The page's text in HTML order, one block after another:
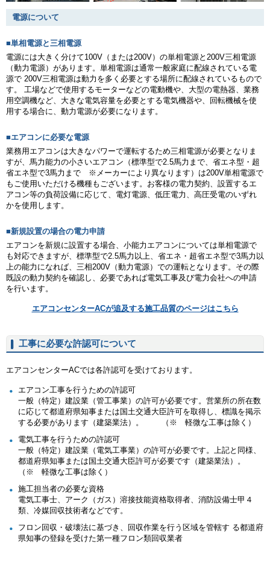
電源について
■単相電源と三相電源
電源には大きく分けて100V（または200V）の単相電源と200V三相電源
（動力電源）があります。単相電源は通常一般家庭に配線されている電
源で 200V三相電源は動力を多く必要とする場所に配線されているもので
す。 工場などで使用するモーターなどの電動機や、大型の電熱器、業務
用空調機など、大きな電気容量を必要とする電気機器や、回転機械を使
用する場合に、動力電源が必要になります。
■エアコンに必要な電源
業務用エアコンは大きなパワーで運転するため三相電源が必要となりま
すが、馬力能力の小さいエアコン（標準型で2.5馬力まで、省エネ型・超
省エネ型で3馬力まで ※メーカーにより異なります）は200V単相電源で
もご使用いただける機種もございます。お客様の電力契約、設置するエ
アコン等の負荷設備に応じて、電灯電源、低圧電力、高圧受電のいずれ
かを使用します。
■新規設置の場合の電力申請
エアコンを新規に設置する場合、小能力エアコンについては単相電源で
も対応できますが、標準型で2.5馬力以上、省エネ・超省エネ型で3馬力以
上の能力になれば、三相200V（動力電源）での運転となります。その際
既設の動力契約を確認し、必要であれば電気工事及び電力会社への申請
を行います。
エアコンセンターACが追及する施工品質のページはこちら
工事に必要な許認可について
エアコンセンターACでは各許認可を受けております。
エアコン工事を行うための許認可
一般（特定）建設業（管工事業）の許可が必要です。営業所の所在数
に応じて都道府県知事または国土交通大臣許可を取得し、標識を掲示
する必要があります（建築業法）。 （※ 軽微な工事は除く）
電気工事を行うための許認可
一般（特定）建設業（電気工事業）の許可が必要です。上記と同様、
都道府県知事または国土交通大臣許可が必要です（建築業法）。
（※ 軽微な工事は除く）
施工担当者の必要な資格
電気工事士、アーク（ガス）溶接技能資格取得者、消防設備士甲４
類、冷媒回収技術者などです。
フロン回収・破壊法に基づき、回収作業を行う区域を管轄す る都道府
県知事の登録を受けた第一種フロン類回収業者